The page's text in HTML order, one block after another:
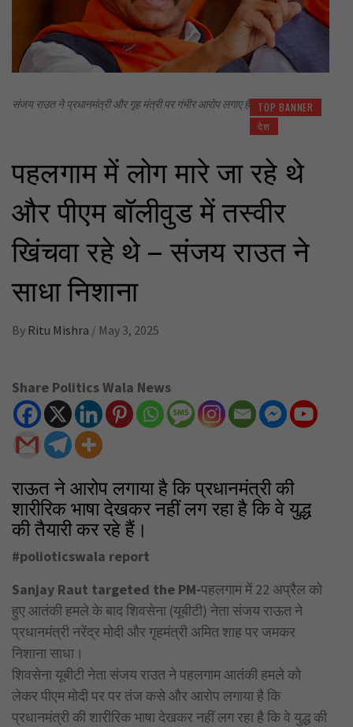
संजय राउत ने प्रधानमंत्री और गृह मंत्री पर गंभीर आरोप लगाए हैं
TOP BANNER
देश
पहलगाम में लोग मारे जा रहे थे
और पीएम बॉलीवुड में तस्वीर
खिंचवा रहे थे – संजय राउत ने
साधा निशाना
By Ritu Mishra / May 3, 2025
Share Politics Wala News
राऊत ने आरोप लगाया है कि प्रधानमंत्री की
शारीरिक भाषा देखकर नहीं लग रहा है कि वे युद्ध
की तैयारी कर रहे हैं।
#polioticswala report
Sanjay Raut targeted the PM-पहलगाम में 22 अप्रैल को
हुए आतंकी हमले के बाद शिवसेना (यूबीटी) नेता संजय राऊत ने
प्रधानमंत्री नरेंद्र मोदी और गृहमंत्री अमित शाह पर जमकर
निशाना साधा।
शिवसेना यूबीटी नेता संजय राउत ने पहलगाम आतंकी हमले को
लेकर पीएम मोदी पर पर तंज कसे और आरोप लगाया है कि
प्रधानमंत्री की शारीरिक भाषा देखकर नहीं लग रहा है कि वे युद्ध की